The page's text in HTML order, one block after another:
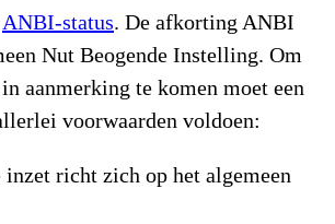
ANBI-status. De afkorting ANBI
Nut Beogende Instelling. Om
aanmerking te komen moet een
voorwaarden voldoen:
inzet richt zich op het algemeen